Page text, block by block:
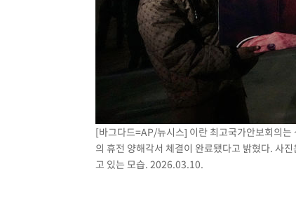
[바그다드=AP/뉴시스] 이란 최고국가안보회의
의 휴전 양해각서 체결이 완료됐다고 밝혔다. 사
고 있는 모습. 2026.03.10.